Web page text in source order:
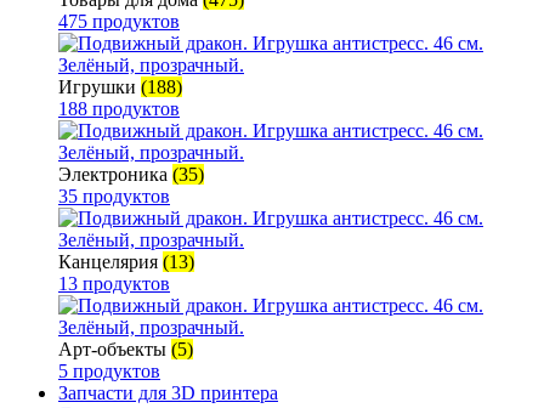
475 продуктов
Игрушки (188)
188 продуктов
Электроника (35)
35 продуктов
Канцелярия (13)
13 продуктов
Арт-объекты (5)
5 продуктов
Запчасти для 3D принтера